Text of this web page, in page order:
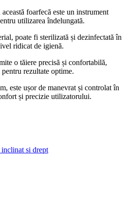
foarfecă este un instrument
utilizarea îndelungată.
poate fi sterilizată și dezinfectată în
ridicat de igienă.
o tăiere precisă și confortabilă,
rezultate optime.
este ușor de manevrat și controlat în
și precizie utilizatorului.